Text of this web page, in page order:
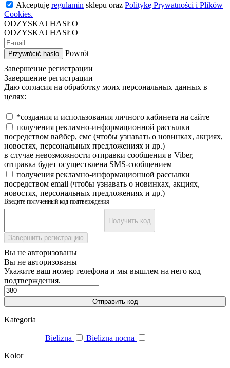
Akceptuję regulamin sklepu oraz Politykę Prywatności i Plików
Cookies.
ODZYSKAJ HASŁO
ODZYSKAJ HASŁO
Przywrócić hasło
Powrót
Завершение регистрации
Завершение регистрации
Даю согласия на обработку моих персональных данных в
целях:
*создания и использования личного кабинета на сайте
получения рекламно-информационной рассылки
посредством вайбер, смс (чтобы узнавать о новинках, акциях,
новостях, персональных предложениях и др.)
в случае невозможности отправки сообщения в Viber,
отправка будет осуществлена SMS-сообщением
получения рекламно-информационной рассылки
посредством email (чтобы узнавать о новинках, акциях,
новостях, персональных предложениях и др.)
Введите полученный код подтверждения
Получить код
Завершить регистрацию
Вы не авторизованы
Вы не авторизованы
Укажите ваш номер телефона и мы вышлем на него код
подтверждения.
Отправить код
Kategoria
Bielizna
Bielizna nocna
Kolor